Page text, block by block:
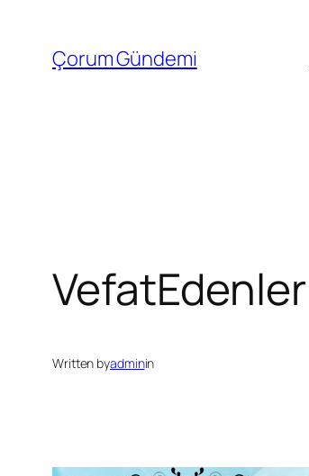
Çorum Gündemi
VefatEdenler
Written byadminin